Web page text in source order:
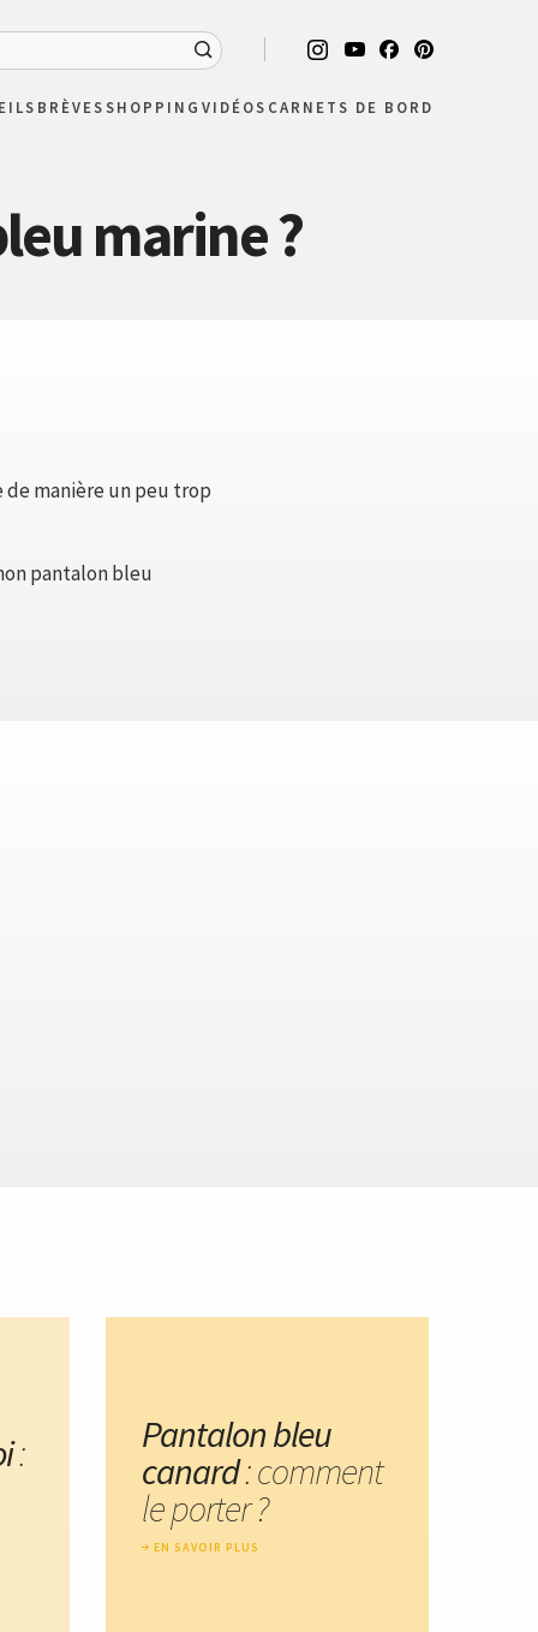
BRÈVESSHOPPING VIDÉOS CARNETS DE BORD
marine ?
manière un peu trop
pantalon bleu
:
Pantalon bleu
canard: comment
le porter ?
EN SAVOIR PLUS